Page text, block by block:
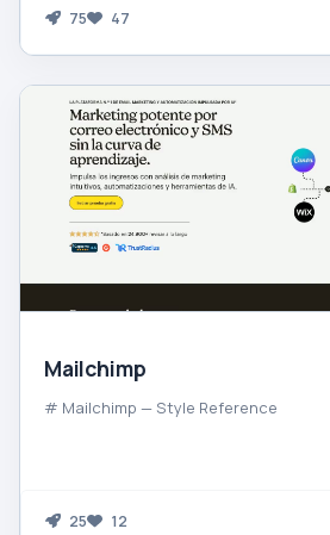
75 47
Mailchimp
# Mailchimp — Style Reference
25 12